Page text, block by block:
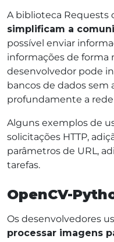
A biblioteca Requests
simplificam a
possível enviar
informações de forma
desenvolvedor pode
bancos de dados sem
profundamente a
Alguns exemplos de
solicitações HTTP,
parâmetros de URL,
tarefas.
OpenCV-
Os desenvolvedores
processar imagens